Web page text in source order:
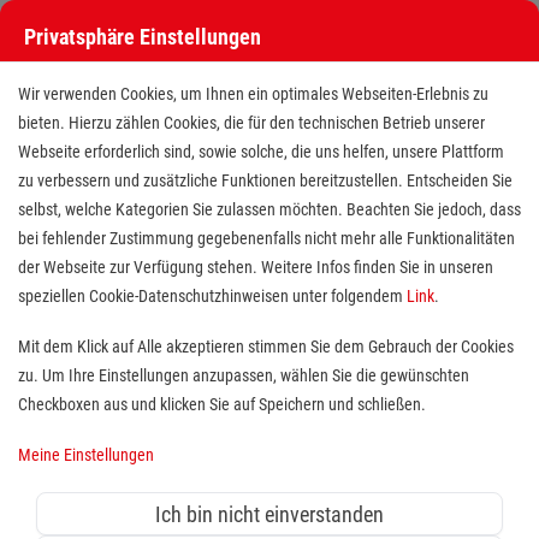
Pflegefachassistenz /
Altenpflegehelfer (m/w/d)
Standort(e):Duisburg
direkt am Rhein gelegen, ist eine Wohn- und
Pflegeeinrichtung mit drei Wohnbereichen und 80
Plätzen in der vollstationären Versorgung, davon vier
Privatsphäre Einstellungen
Wir verwenden Cookies, um Ihnen ein optimales Webseiten-Erlebnis zu
bieten. Hierzu zählen Cookies, die für den technischen Betrieb unserer
Webseite erforderlich sind, sowie solche, die uns helfen, unsere Plattform
zu verbessern und zusätzliche Funktionen bereitzustellen. Entscheiden Sie
selbst, welche Kategorien Sie zulassen möchten. Beachten Sie jedoch, dass
bei fehlender Zustimmung gegebenenfalls nicht mehr alle Funktionalitäten
der Webseite zur Verfügung stehen. Weitere Infos finden Sie in unseren
speziellen Cookie-Datenschutzhinweisen unter folgendem Link.
Mit dem Klick auf Alle akzeptieren stimmen Sie dem Gebrauch der Cookies
zu. Um Ihre Einstellungen anzupassen, wählen Sie die gewünschten
Checkboxen aus und klicken Sie auf Speichern und schließen.
Meine Einstellungen
Ich bin nicht einverstanden